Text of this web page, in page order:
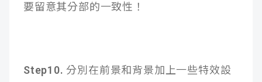
要留意其分部的一致性！
Step10. 分別在前景和背景加上一些特效設